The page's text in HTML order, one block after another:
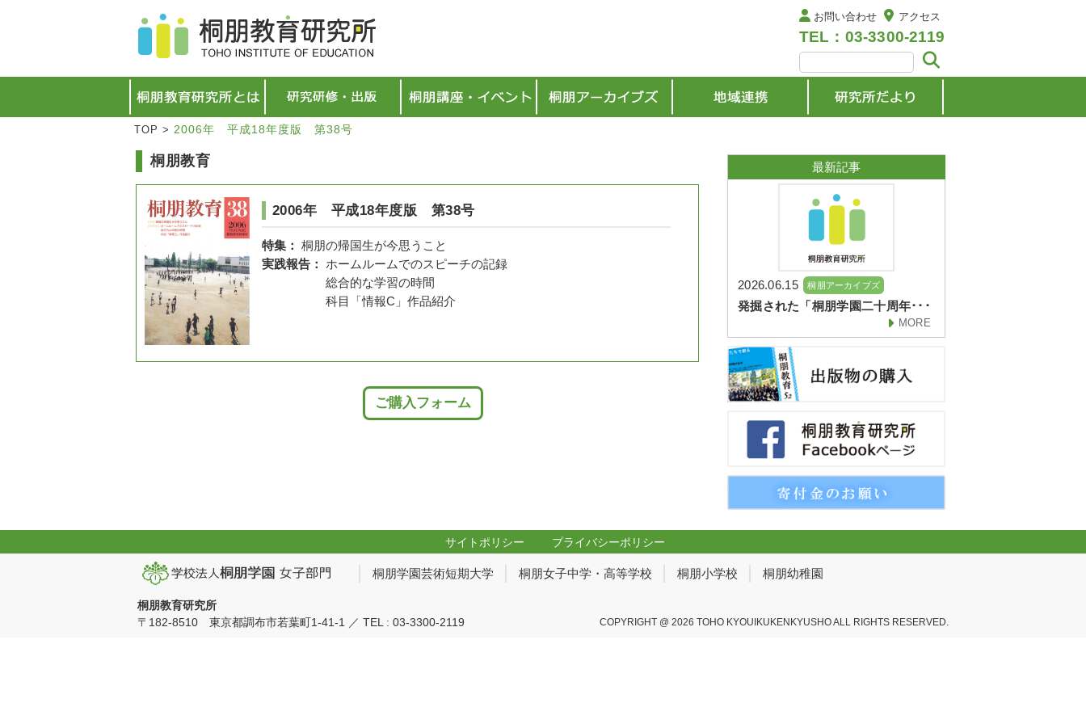
お問い合わせ アクセス
TEL：03-3300-2119
TOP > 2006年 平成18年度版 第38号
桐朋教育
2006年 平成18年度版 第38号
特集： 桐朋の帰国生が今思うこと
実践報告：
ホームルームでのスピーチの記録
総合的な学習の時間
科目「情報C」作品紹介
ご購入フォーム
最新記事
2026.06.15 桐朋アーカイブズ
発掘された「桐朋学園二十周年･･･
MORE
サイトポリシー プライバシーポリシー
桐朋学園芸術短期大学 桐朋女子中学・高等学校 桐朋小学校 桐朋幼稚園
桐朋教育研究所
〒182-8510 東京都調布市若葉町1-41-1 ／ TEL : 03-3300-2119
COPYRIGHT @ 2026 TOHO KYOUIKUKENKYUSHO ALL RIGHTS RESERVED.